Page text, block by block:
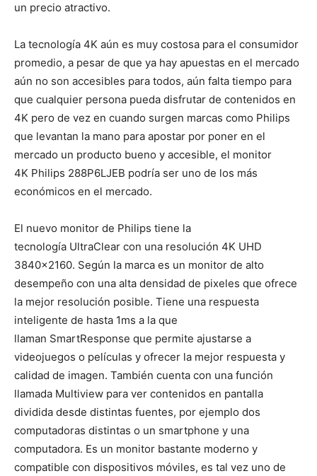
un precio atractivo.
La tecnología 4K aún es muy costosa para el consumidor
promedio, a pesar de que ya hay apuestas en el mercado
aún no son accesibles para todos, aún falta tiempo para
que cualquier persona pueda disfrutar de contenidos en
4K pero de vez en cuando surgen marcas como Philips
que levantan la mano para apostar por poner en el
mercado un producto bueno y accesible, el monitor
4K Philips 288P6LJEB podría ser uno de los más
económicos en el mercado.
El nuevo monitor de Philips tiene la
tecnología UltraClear con una resolución 4K UHD
3840×2160. Según la marca es un monitor de alto
desempeño con una alta densidad de pixeles que ofrece
la mejor resolución posible. Tiene una respuesta
inteligente de hasta 1ms a la que
llaman SmartResponse que permite ajustarse a
videojuegos o películas y ofrecer la mejor respuesta y
calidad de imagen. También cuenta con una función
llamada Multiview para ver contenidos en pantalla
dividida desde distintas fuentes, por ejemplo dos
computadoras distintas o un smartphone y una
computadora. Es un monitor bastante moderno y
compatible con dispositivos móviles, es tal vez uno de